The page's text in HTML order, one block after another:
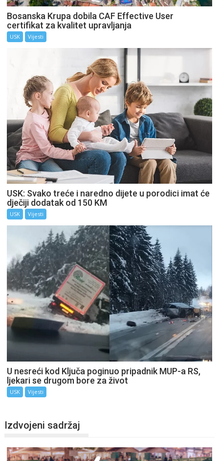
Bosanska Krupa dobila CAF Effective User
certifikat za kvalitet upravljanja
USK Vijesti
USK: Svako treće i naredno dijete u porodici imat će
dječiji dodatak od 150 KM
USK Vijesti
U nesreći kod Ključa poginuo pripadnik MUP-a RS,
ljekari se drugom bore za život
USK Vijesti
Izdvojeni sadržaj